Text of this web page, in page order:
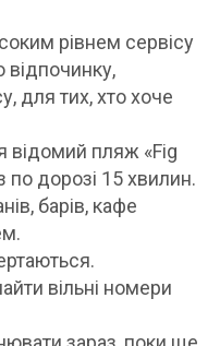
рівнем сервісу
відпочинку,
для тих, хто хоче
відомий пляж «Fig
по дорозі 15 хвилин.
барів, кафе
вільні номери